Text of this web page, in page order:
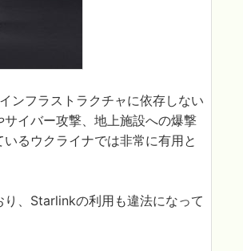
ンフラストラクチャに依存しない
イバー攻撃、地上施設への爆撃
るウクライナでは非常に有用と
、Starlinkの利用も違法になって